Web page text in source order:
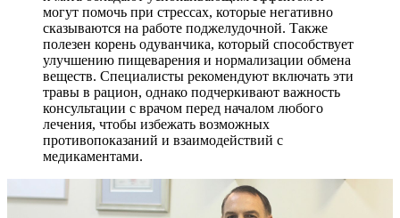
могут помочь при стрессах, которые негативно
сказываются на работе поджелудочной. Также
полезен корень одуванчика, который способствует
улучшению пищеварения и нормализации обмена
веществ. Специалисты рекомендуют включать эти
травы в рацион, однако подчеркивают важность
консультации с врачом перед началом любого
лечения, чтобы избежать возможных
противопоказаний и взаимодействий с
медикаментами.